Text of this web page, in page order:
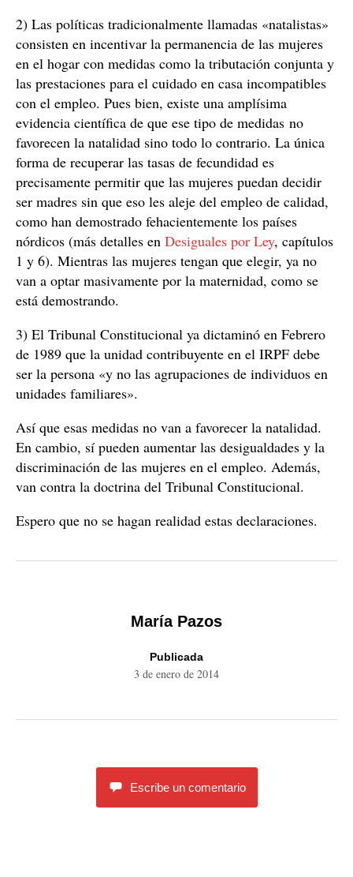
2) Las políticas tradicionalmente llamadas «natalistas»
consisten en incentivar la permanencia de las mujeres
en el hogar con medidas como la tributación conjunta y
las prestaciones para el cuidado en casa incompatibles
con el empleo. Pues bien, existe una amplísima
evidencia científica de que ese tipo de medidas no
favorecen la natalidad sino todo lo contrario. La única
forma de recuperar las tasas de fecundidad es
precisamente permitir que las mujeres puedan decidir
ser madres sin que eso les aleje del empleo de calidad,
como han demostrado fehacientemente los países
nórdicos (más detalles en Desiguales por Ley, capítulos
1 y 6). Mientras las mujeres tengan que elegir, ya no
van a optar masivamente por la maternidad, como se
está demostrando.
3) El Tribunal Constitucional ya dictaminó en Febrero
de 1989 que la unidad contribuyente en el IRPF debe
ser la persona «y no las agrupaciones de individuos en
unidades familiares».
Así que esas medidas no van a favorecer la natalidad.
En cambio, sí pueden aumentar las desigualdades y la
discriminación de las mujeres en el empleo. Además,
van contra la doctrina del Tribunal Constitucional.
Espero que no se hagan realidad estas declaraciones.
María Pazos
Publicada
3 de enero de 2014
Escribe un comentario